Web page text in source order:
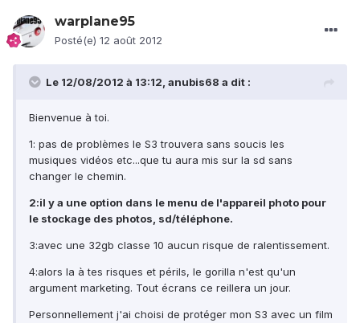
warplane95
Posté(e) 12 août 2012
Le 12/08/2012 à 13:12, anubis68 a dit :
Bienvenue à toi.
1: pas de problèmes le S3 trouvera sans soucis les
musiques vidéos etc...que tu aura mis sur la sd sans
changer le chemin.
2:il y a une option dans le menu de l'appareil photo pour
le stockage des photos, sd/téléphone.
3:avec une 32gb classe 10 aucun risque de ralentissement.
4:alors la à tes risques et périls, le gorilla n'est qu'un
argument marketing. Tout écrans ce reillera un jour.
Personnellement j'ai choisi de protéger mon S3 avec un film